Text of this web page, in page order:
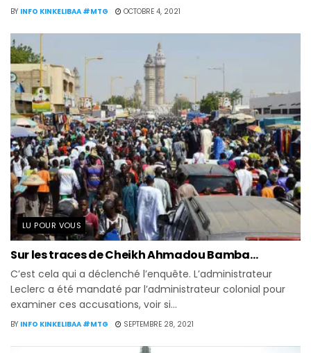
BY INFO KINKELIBAA #MTG OCTOBRE 4, 2021
LU POUR VOUS
Sur les traces de Cheikh Ahmadou Bamba…
C’est cela qui a déclenché l’enquête. L’administrateur
Leclerc a été mandaté par l’administrateur colonial pour
examiner ces accusations, voir si...
BY INFO KINKELIBAA #MTG SEPTEMBRE 28, 2021